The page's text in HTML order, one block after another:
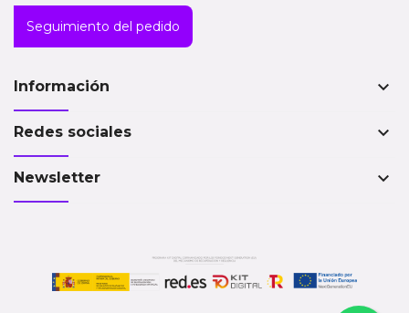
Seguimiento del pedido
Información keyboard_arrow_down
Redes sociales keyboard_arrow_down
Newsletter keyboard_arrow_down